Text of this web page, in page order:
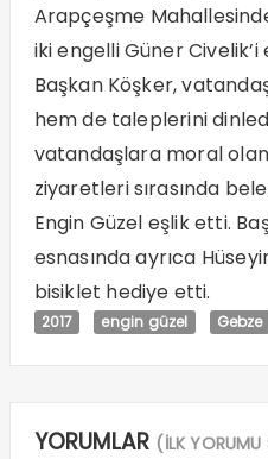
Arapçeşme
iki engelli Güner
Başkan Köşker,
hem de taleplerini
vatandaşlara moral olan
ziyaretleri sırasında
Engin Güzel eşlik etti.
esnasında ayrıca
bisiklet hediye etti.
2017 engin güzel Gebze
YORUMLAR (İLK